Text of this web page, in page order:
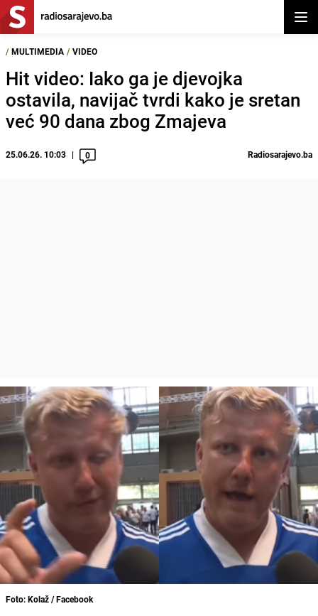
/ MULTIMEDIA / VIDEO
Hit video: Iako ga je djevojka
ostavila, navijač tvrdi kako je sretan
već 90 dana zbog Zmajeva
25.06.26. 10:03 0 Radiosarajevo.ba
Foto: Kolaž / Facebook